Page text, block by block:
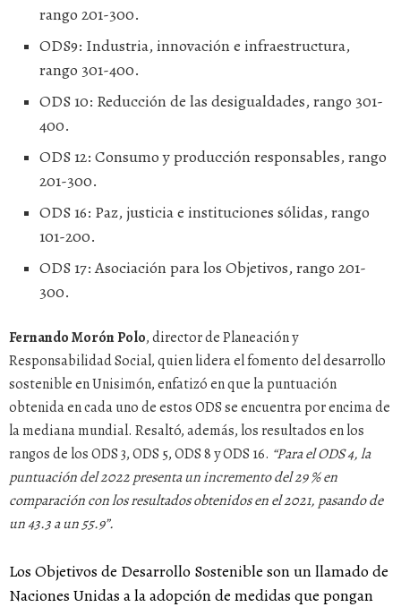
rango 201-300.
ODS9: Industria, innovación e infraestructura,
rango 301-400.
ODS 10: Reducción de las desigualdades, rango 301-
400.
ODS 12: Consumo y producción responsables, rango
201-300.
ODS 16: Paz, justicia e instituciones sólidas, rango
101-200.
ODS 17: Asociación para los Objetivos, rango 201-
300.
Fernando Morón Polo, director de Planeación y
Responsabilidad Social, quien lidera el fomento del desarrollo
sostenible en Unisimón, enfatizó en que la puntuación
obtenida en cada uno de estos ODS se encuentra por encima de
la mediana mundial. Resaltó, además, los resultados en los
rangos de los ODS 3, ODS 5, ODS 8 y ODS 16. “Para el ODS 4, la
puntuación del 2022 presenta un incremento del 29 % en
comparación con los resultados obtenidos en el 2021, pasando de
un 43.3 a un 55.9”.
Los Objetivos de Desarrollo Sostenible son un llamado de
Naciones Unidas a la adopción de medidas que pongan